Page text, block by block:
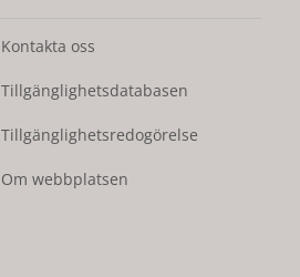
Kontakta oss
Tillgänglighetsdatabasen
Tillgänglighetsredogörelse
Om webbplatsen